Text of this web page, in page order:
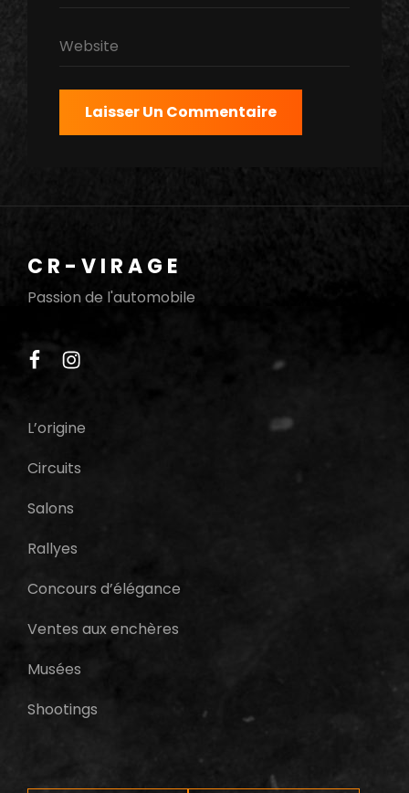
CR-VIRAGE
Passion de l'automobile
facebook
instagram
L’origine
Circuits
Salons
Rallyes
Concours d’élégance
Ventes aux enchères
Musées
Shootings